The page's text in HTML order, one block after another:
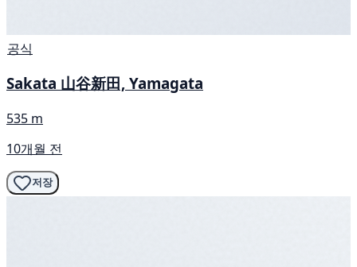
공식
Sakata 山谷新田, Yamagata
535 m
10개월 전
저장